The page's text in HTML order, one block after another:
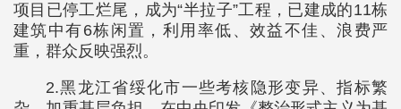
项目已停工烂尾，成为“半拉子”工程，已建成的11栋
建筑中有6栋闲置，利用率低、效益不佳、浪费严
重，群众反映强烈。
2.黑龙江省绥化市一些考核隐形变异、指标繁